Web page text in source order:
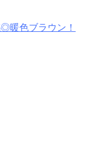
暖色ブラウン！